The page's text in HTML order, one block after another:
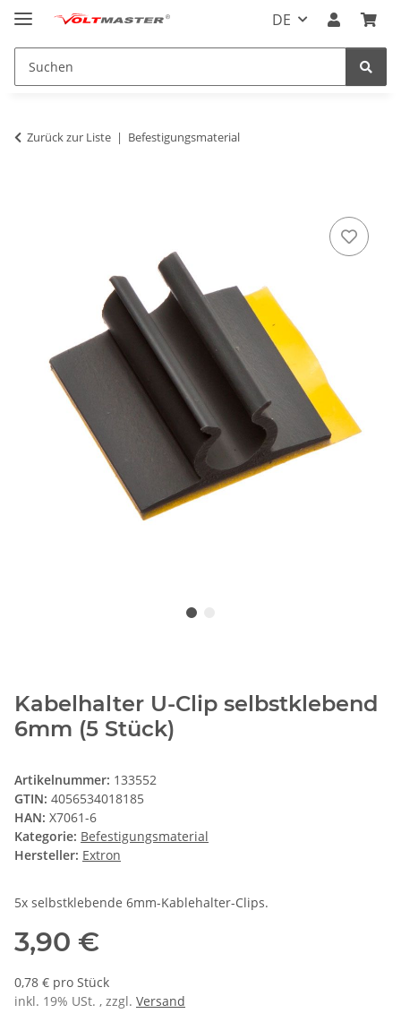
DE
Zurück zur Liste Befestigungsmaterial
Kabelhalter U-Clip selbstklebend
6mm (5 Stück)
Artikelnummer: 133552
GTIN: 4056534018185
HAN: X7061-6
Kategorie: Befestigungsmaterial
Hersteller: Extron
5x selbstklebende 6mm-Kablehalter-Clips.
3,90 €
0,78 € pro Stück
inkl. 19% USt. , zzgl. Versand